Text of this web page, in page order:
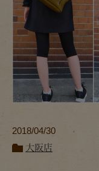
2018/04/30
大阪店